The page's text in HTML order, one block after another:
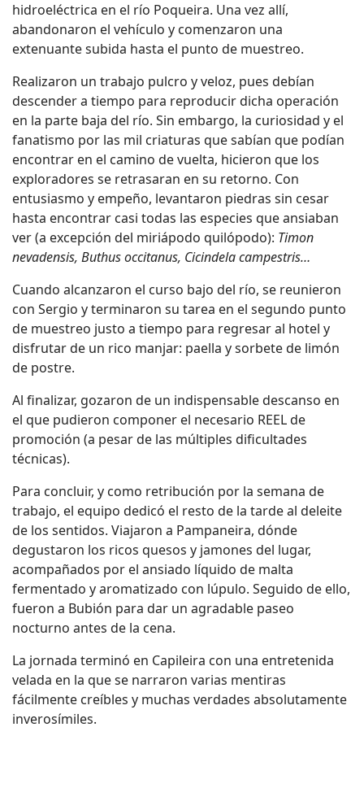
hidroeléctrica en el río Poqueira. Una vez allí,
abandonaron el vehículo y comenzaron una
extenuante subida hasta el punto de muestreo.
Realizaron un trabajo pulcro y veloz, pues debían
descender a tiempo para reproducir dicha operación
en la parte baja del río. Sin embargo, la curiosidad y el
fanatismo por las mil criaturas que sabían que podían
encontrar en el camino de vuelta, hicieron que los
exploradores se retrasaran en su retorno. Con
entusiasmo y empeño, levantaron piedras sin cesar
hasta encontrar casi todas las especies que ansiaban
ver (a excepción del miriápodo quilópodo): Timon
nevadensis, Buthus occitanus, Cicindela campestris…
Cuando alcanzaron el curso bajo del río, se reunieron
con Sergio y terminaron su tarea en el segundo punto
de muestreo justo a tiempo para regresar al hotel y
disfrutar de un rico manjar: paella y sorbete de limón
de postre.
Al finalizar, gozaron de un indispensable descanso en
el que pudieron componer el necesario REEL de
promoción (a pesar de las múltiples dificultades
técnicas).
Para concluir, y como retribución por la semana de
trabajo, el equipo dedicó el resto de la tarde al deleite
de los sentidos. Viajaron a Pampaneira, dónde
degustaron los ricos quesos y jamones del lugar,
acompañados por el ansiado líquido de malta
fermentado y aromatizado con lúpulo. Seguido de ello,
fueron a Bubión para dar un agradable paseo
nocturno antes de la cena.
La jornada terminó en Capileira con una entretenida
velada en la que se narraron varias mentiras
fácilmente creíbles y muchas verdades absolutamente
inverosímiles.